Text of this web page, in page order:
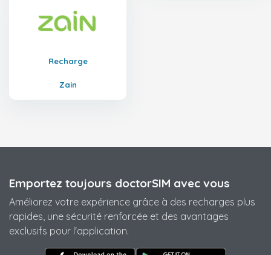
Recharge
Zain
Emportez toujours doctorSIM avec vous
Améliorez votre expérience grâce à des recharges plus
rapides, une sécurité renforcée et des avantages
exclusifs pour l'application.